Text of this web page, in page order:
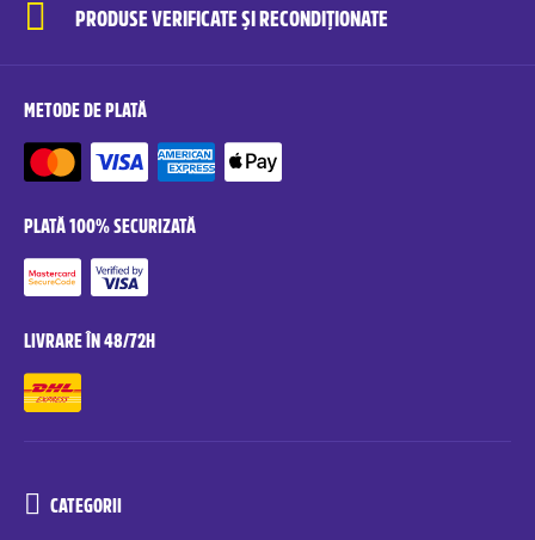
PRODUSE VERIFICATE ȘI RECONDIȚIONATE
METODE DE PLATĂ
PLATĂ 100% SECURIZATĂ
LIVRARE ÎN 48/72H
CATEGORII